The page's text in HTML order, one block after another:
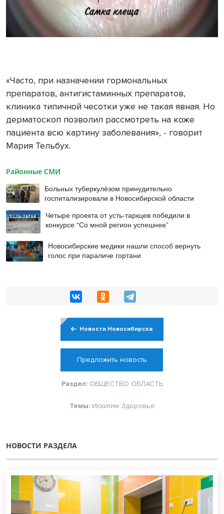
«Часто, при назначении гормональных
препаратов, антигистаминных препаратов,
клиника типичной чесотки уже не такая явная. Но
дерматоскоп позволил рассмотреть на коже
пациента всю картину заболевания», - говорит
Мария Тельбух.
Районные СМИ
Больных туберкулёзом принудительно
госпитализировали в Новосибирской области
Четыре проекта от усть-таркцев победили в
конкурсе “Со мной регион успешнее”
Новосибирские медики нашли способ вернуть
голос при параличе гортани
Новости Новосибирска
Предложить новость
Раздел: ОБЩЕСТВО ОБЛАСТЬ
Темы: Искитим Здоровье
НОВОСТИ РАЗДЕЛА